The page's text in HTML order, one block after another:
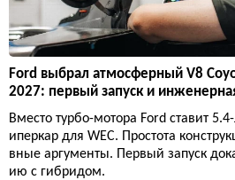
Ford выбрал атмосферный V8
2027: первый запуск и
Вместо турбо-мотора Ford ставит
иперкар для WEC. Простота
вные аргументы. Первый запуск
ию с гибридом.